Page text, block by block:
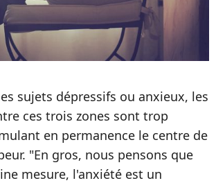
sujets dépressifs ou anxieux, les
ces trois zones sont trop
en permanence le centre de
"En gros, nous pensons que
mesure, l'anxiété est un